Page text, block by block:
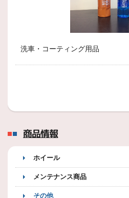
洗車・コーティング用品
商品情報
ホイール
メンテナンス商品
その他